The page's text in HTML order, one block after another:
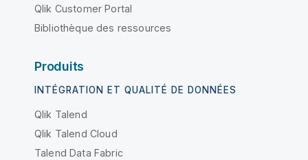
Qlik Customer Portal
Bibliothèque des ressources
Produits
INTÉGRATION ET QUALITÉ DE DONNÉES
Qlik Talend
Qlik Talend Cloud
Talend Data Fabric